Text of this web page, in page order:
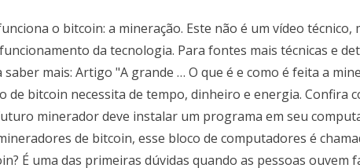
o bitcoin: a mineração. Este não é um vídeo técnico,
da tecnologia. Para fontes mais técnicas e
mais: Artigo "A grande … O que é e como é feita a
de bitcoin necessita de tempo, dinheiro e energia. Confira
minerador deve instalar um programa em seu
de bitcoin, esse bloco de computadores é
É uma das primeiras dúvidas quando as pessoas ouvem